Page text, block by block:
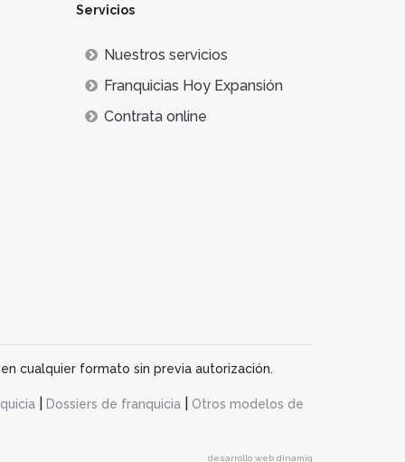
Servicios
Nuestros servicios
Franquicias Hoy Expansión
Contrata online
cualquier formato sin previa autorización.
| Dossiers de franquicia|
Otros modelos de
desarrollo web dinamiq